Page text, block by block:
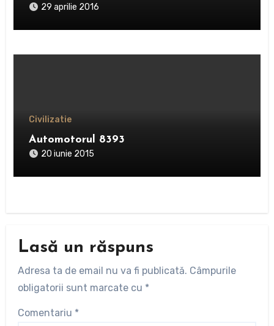
29 aprilie 2016
Civilizatie
Automotorul 8393
20 iunie 2015
Lasă un răspuns
Adresa ta de email nu va fi publicată. Câmpurile
obligatorii sunt marcate cu *
Comentariu *